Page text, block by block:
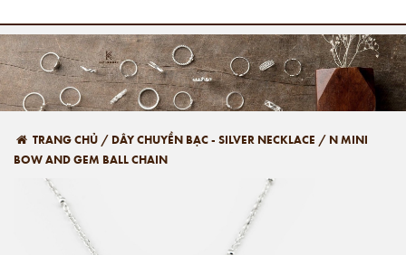
TRANG CHỦ / DÂY CHUYỀN BẠC - SILVER NECKLACE / N MINI
BOW AND GEM BALL CHAIN